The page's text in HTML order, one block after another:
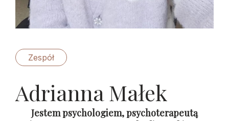
Zespół
Adrianna Małek
Jestem psychologiem, psychoterapeutą